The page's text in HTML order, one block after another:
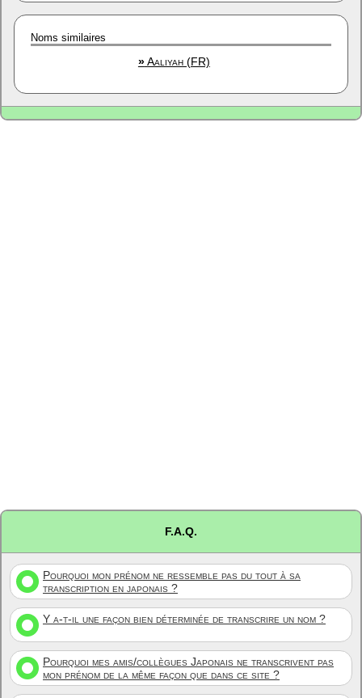
Noms similaires
»Aaliyah (FR)
F.A.Q.
Pourquoi mon prénom ne ressemble pas du tout à sa
transcription en japonais ?
Y a-t-il une façon bien déterminée de transcrire un nom ?
Pourquoi mes amis/collègues Japonais ne transcrivent pas
mon prénom de la même façon que dans ce site ?